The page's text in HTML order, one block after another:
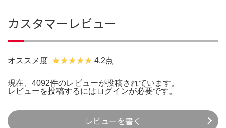
カスタマーレビュー
オススメ度 4.2点
現在、4092件のレビューが投稿されています。
レビューを投稿するには ログインが必要です。
レビューを書く